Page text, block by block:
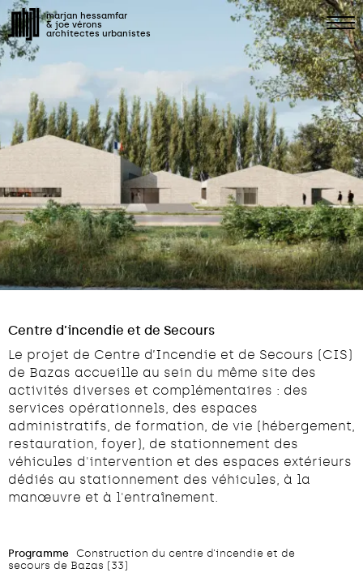
marjan hessamfar
& joe vérons
architectes urbanistes
Centre d’incendie et de Secours
Le projet de Centre d’Incendie et de Secours (CIS)
de Bazas accueille au sein du même site des
activités diverses et complémentaires : des
services opérationnels, des espaces
administratifs, de formation, de vie (hébergement,
restauration, foyer), de stationnement des
véhicules d'intervention et des espaces extérieurs
dédiés au stationnement des véhicules, à la
manœuvre et à l'entraînement.
Programme Construction du centre d’incendie et de
secours de Bazas (33)